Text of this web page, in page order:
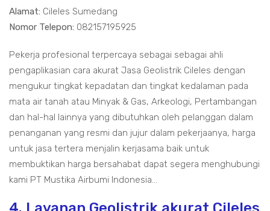
Alamat: Cileles Sumedang
Nomor Telepon: 082157195925
Pekerja profesional terpercaya sebagai sebagai ahli
pengaplikasian cara akurat Jasa Geolistrik Cileles dengan
mengukur tingkat kepadatan dan tingkat kedalaman pada
mata air tanah atau Minyak & Gas, Arkeologi, Pertambangan
dan hal-hal lainnya yang dibutuhkan oleh pelanggan dalam
penanganan yang resmi dan jujur dalam pekerjaanya, harga
untuk jasa tertera menjalin kerjasama baik untuk
membuktikan harga bersahabat dapat segera menghubungi
kami PT Mustika Airbumi Indonesia...